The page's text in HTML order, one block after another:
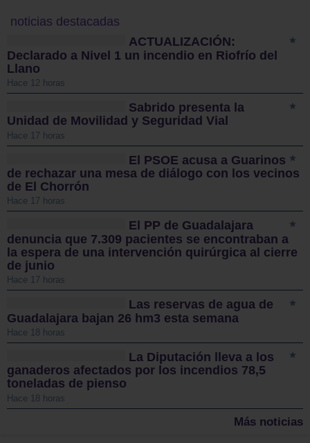
noticias destacadas
ACTUALIZACIÓN:
Declarado a Nivel 1 un incendio en Riofrío del
Llano
Hace 12 horas
Sabrido presenta la
Unidad de Movilidad y Seguridad Vial
Hace 17 horas
El PSOE acusa a Guarinos
de rechazar una mesa de diálogo con los vecinos
de El Chorrón
Hace 17 horas
El PP de Guadalajara
denuncia que 7.309 pacientes se encontraban a
la espera de una intervención quirúrgica al cierre
de junio
Hace 17 horas
Las reservas de agua de
Guadalajara bajan 26 hm3 esta semana
Hace 18 horas
La Diputación lleva a los
ganaderos afectados por los incendios 78,5
toneladas de pienso
Hace 18 horas
Más noticias